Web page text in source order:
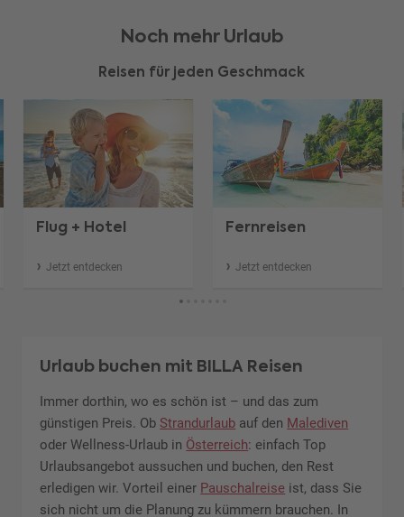
Noch mehr Urlaub
Reisen für jeden Geschmack
Flug + Hotel
Jetzt entdecken
Fernreisen
Jetzt entdecken
Urlaub buchen mit BILLA Reisen
Immer dorthin, wo es schön ist – und das zum
günstigen Preis. Ob Strandurlaub auf den Malediven
oder Wellness-Urlaub in Österreich: einfach Top
Urlaubsangebot aussuchen und buchen, den Rest
erledigen wir. Vorteil einer Pauschalreise ist, dass Sie
sich nicht um die Planung zu kümmern brauchen. In